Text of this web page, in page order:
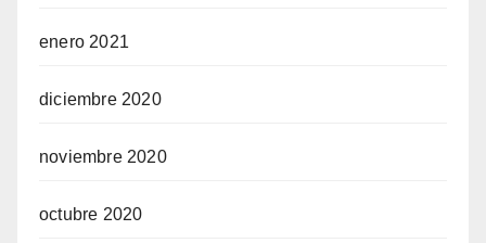
enero 2021
diciembre 2020
noviembre 2020
octubre 2020